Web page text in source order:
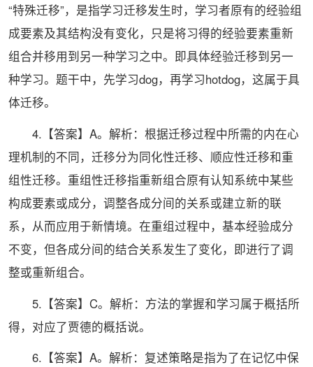
“特殊迁移”，是指学习迁移发生时，学习者原有的经验组
成要素及其结构没有变化，只是将习得的经验要素重新
组合并移用到另一种学习之中。即具体经验迁移到另一
种学习。题干中，先学习dog，再学习hotdog，这属于具
体迁移。
4.【答案】A。解析：根据迁移过程中所需的内在心
理机制的不同，迁移分为同化性迁移、顺应性迁移和重
组性迁移。重组性迁移指重新组合原有认知系统中某些
构成要素或成分，调整各成分间的关系或建立新的联
系，从而应用于新情境。在重组过程中，基本经验成分
不变，但各成分间的结合关系发生了变化，即进行了调
整或重新组合。
5.【答案】C。解析：方法的掌握和学习属于概括所
得，对应了贾德的概括说。
6.【答案】A。解析：复述策略是指为了在记忆中保